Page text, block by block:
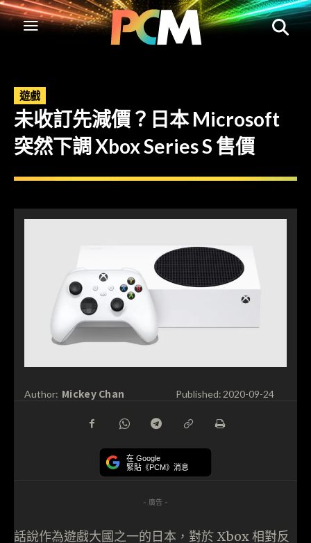
遊戲
未收訂先減價？日本 Microsoft
突然下調 Xbox Series S 售價
Author: Mickey Chan Published: 2020-09-24
在 Google
緊貼《PCM》消息
- 廣告 -
話說作為遊戲大國之一的日本，對於 Xbox 相對反